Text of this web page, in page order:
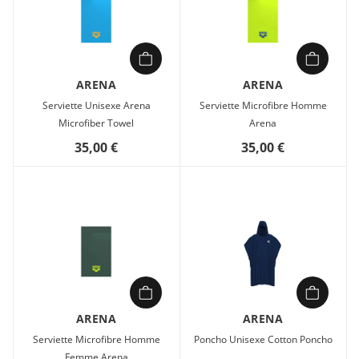
ARENA
Serviette Unisexe Arena
Microfiber Towel
35,00 €
ARENA
Serviette Microfibre Homme
Arena
35,00 €
ARENA
Serviette Microfibre Homme
ARENA
Poncho Unisexe Cotton Poncho